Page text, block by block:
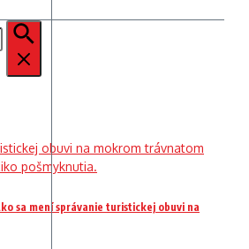
sa mení správanie turistickej obuvi na